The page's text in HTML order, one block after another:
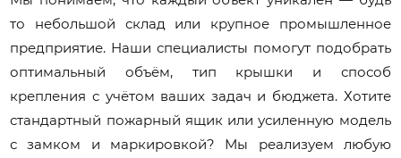
то небольшой склад или крупное промышленное
предприятие. Наши специалисты помогут подобрать
оптимальный объём, тип крышки и способ
крепления с учётом ваших задач и бюджета. Хотите
стандартный пожарный ящик или усиленную модель
с замком и маркировкой? Мы реализуем любую